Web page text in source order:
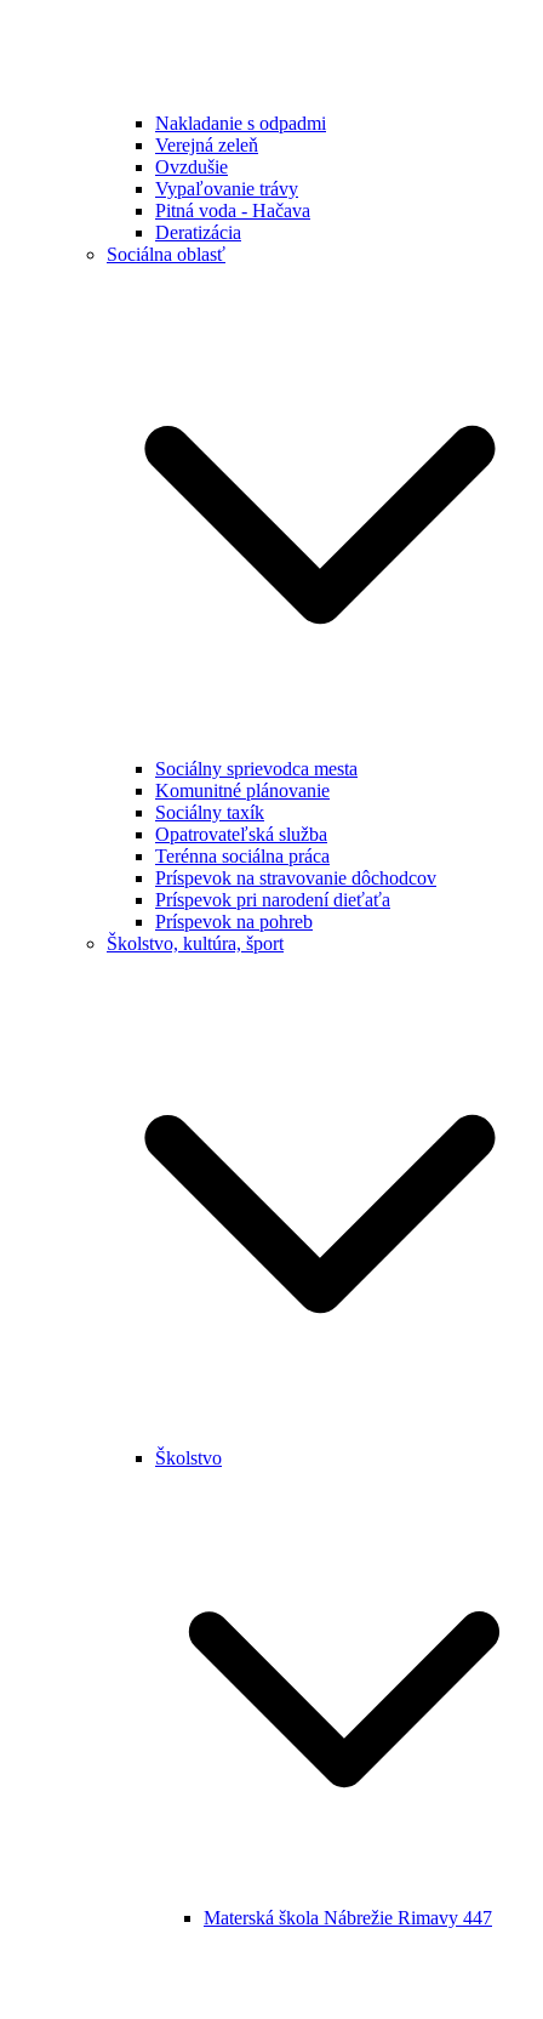
Nakladanie s odpadmi
Verejná zeleň
Ovzdušie
Vypaľovanie trávy
Pitná voda - Hačava
Deratizácia
Sociálna oblasť
Sociálny sprievodca mesta
Komunitné plánovanie
Sociálny taxík
Opatrovateľská služba
Terénna sociálna práca
Príspevok na stravovanie dôchodcov
Príspevok pri narodení dieťaťa
Príspevok na pohreb
Školstvo, kultúra, šport
Školstvo
Materská škola Nábrežie Rimavy 447